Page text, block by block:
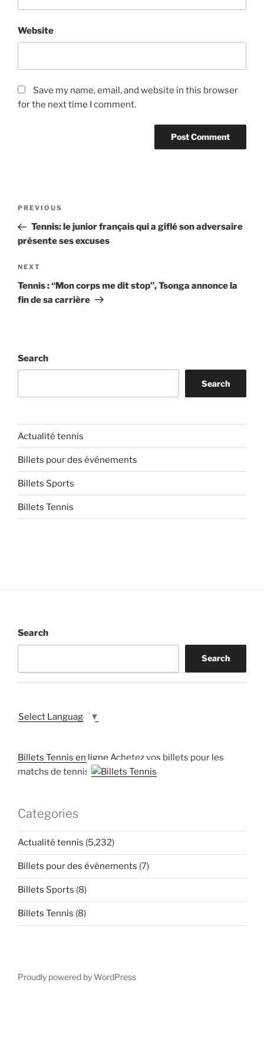
Website
Save my name, email, and website in this browser
for the next time I comment.
Previous
Post
PREVIOUS
Tennis: le junior français qui a giflé son adversaire
présente ses excuses
Next
Post
NEXT
Tennis : “Mon corps me dit stop”, Tsonga annonce la
fin de sa carrière
Search
Search
Actualité tennis
Billets pour des événements
Billets Sports
Billets Tennis
Search
Search
Select Language ▼
Billets Tennis en ligne Achetez vos billets pour les
matchs de tennis
Categories
Actualité tennis (5,232)
Billets pour des événements (7)
Billets Sports (8)
Billets Tennis (8)
Proudly powered by WordPress